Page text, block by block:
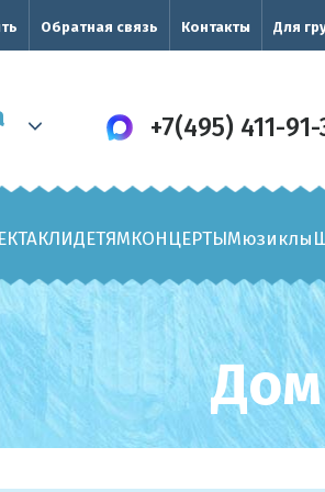
Обратная связь Контакты Для
+7(495) 411-91-
ДЕТЯМКОНЦЕРТЫМюзиклы